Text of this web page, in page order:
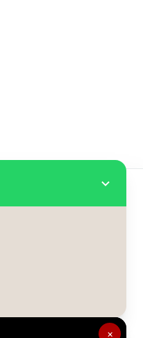
×